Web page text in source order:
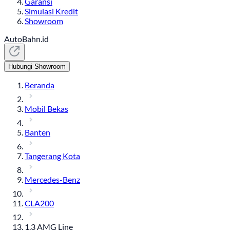
Simulasi Kredit
Showroom
AutoBahn.id
Hubungi Showroom
Beranda
Mobil Bekas
Banten
Tangerang Kota
Mercedes-Benz
CLA200
1.3 AMG Line